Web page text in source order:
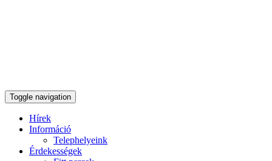
Toggle navigation
Hírek
Információ
Telephelyeink
Érdekességek